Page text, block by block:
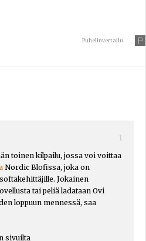
Puhelinvertailu
1
toinen kilpailu, jossa voi voittaa
Nordic Blofissa, joka on
Jokainen
tai peliä ladataan Ovi
loppuun mennessä, saa
sivuilta